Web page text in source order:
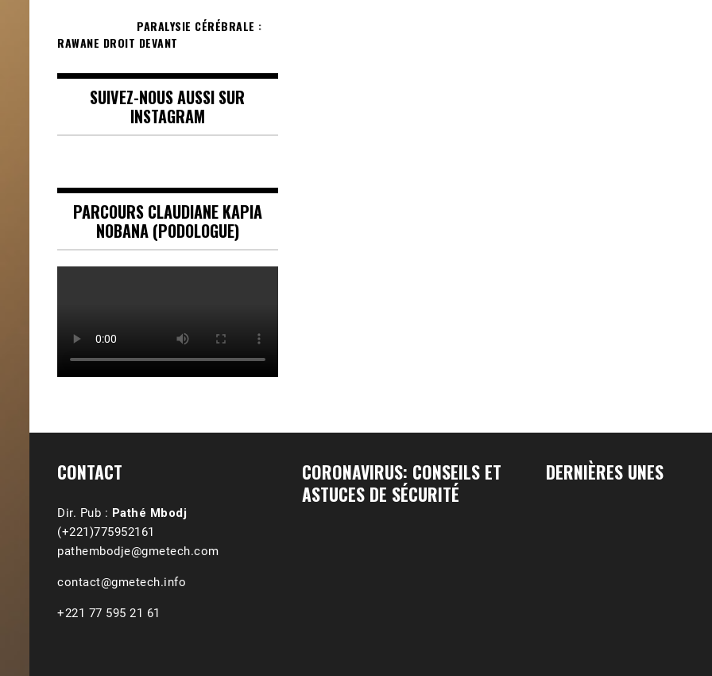
PARALYSIE CÉRÉBRALE :
RAWANE DROIT DEVANT
SUIVEZ-NOUS AUSSI SUR
INSTAGRAM
PARCOURS CLAUDIANE KAPIA
NOBANA (PODOLOGUE)
CONTACT
Dir. Pub : Pathé Mbodj
(+221)775952161
pathembodje@gmetech.com
contact@gmetech.info
+221 77 595 21 61
CORONAVIRUS: CONSEILS ET
ASTUCES DE SÉCURITÉ
DERNIÈRES UNES